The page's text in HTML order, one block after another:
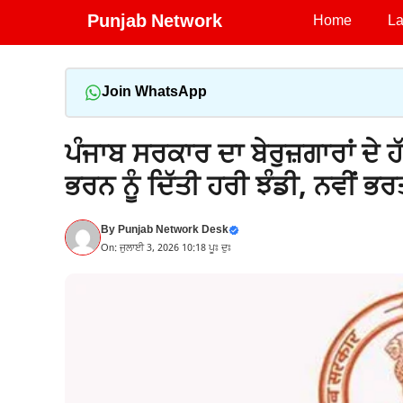
Punjab Network Home
Join WhatsApp
ਪੰਜਾਬ ਸਰਕਾਰ ਦਾ ਬੇਰੁਜ਼ਗਾਰਾਂ
ਭਰਨ ਨੂੰ ਦਿੱਤੀ ਹਰੀ ਝੰਡੀ, ਨਵੀਂ
ByPunjab Network Desk
On: ਜੁਲਾਈ 3, 2026 10:18 ਪੂਃ ਦੁਃ